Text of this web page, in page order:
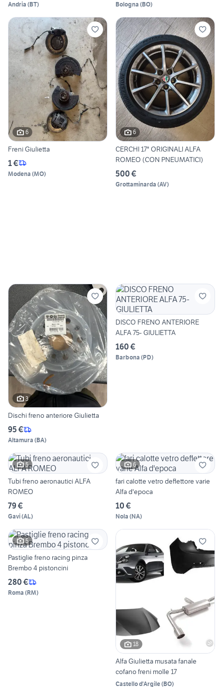
Andria (BT) Bologna (BO)
6
Freni Giulietta
1 €
Modena (MO)
6
CERCHI 17" ORIGINALI ALFA
ROMEO (CON PNEUMATICI)
500 €
Grottaminarda (AV)
3
Dischi freno anteriore Giulietta
95 €
Altamura (BA)
DISCO FRENO ANTERIORE
ALFA 75- GIULIETTA
160 €
Barbona (PD)
5
Tubi freno aeronautici ALFA
ROMEO
79 €
Gavi(AL)
6
fari calotte vetro deflettore varie
Alfa d'epoca
10 €
Nola (NA)
5
Pastiglie freno racing pinza
Brembo 4 pistoncini
280 €
Roma (RM)
18
Alfa Giulietta musata fanale
cofano freni molle 17
Castello d'Argile(BO)